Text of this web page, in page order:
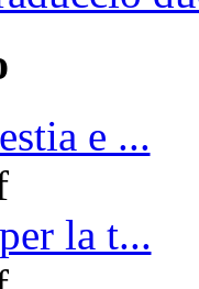
e ...
la t...